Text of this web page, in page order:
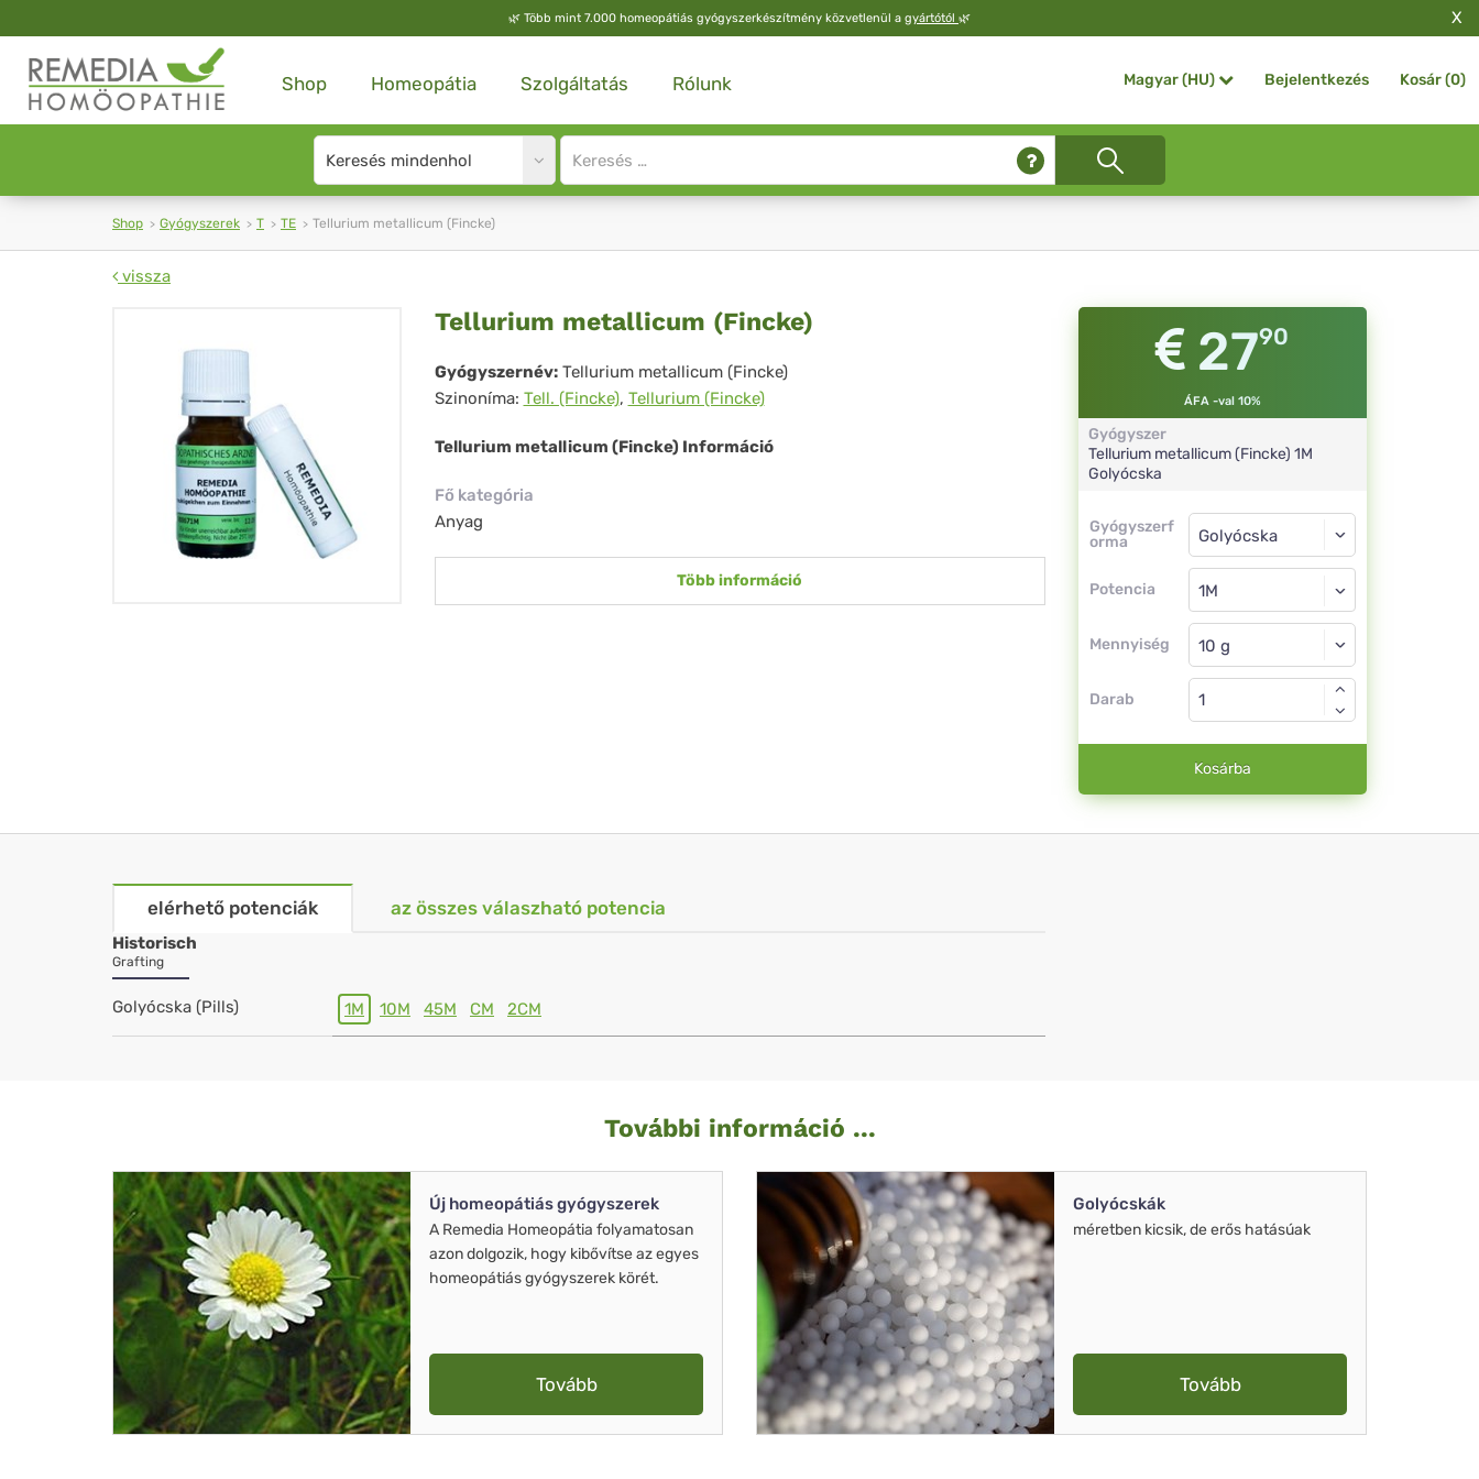
🌿 Több mint 7.000 homeopátiás gyógyszerkészítmény közvetlenül a gyártótól 🌿 X
Shop Homeopátia Szolgáltatás Rólunk Magyar (HU) Bejelentkezés Kosár (0)
Search
type
Site
search
Shop Gyógyszerek T TE Tellurium metallicum (Fincke)
vissza
Tellurium
metallicum
(Fincke)
Tellurium metallicum (Fincke)
Gyógyszernév: Tellurium metallicum (Fincke)
Szinoníma: Tell. (Fincke), Tellurium (Fincke)
Tellurium metallicum (Fincke) Információ
Fő kategória
Anyag
Több információ
2790
ÁFA -val 10%
Gyógyszer
Tellurium metallicum (Fincke) 1M
Golyócska
Gyógyszerf
orma
Gyógyszerforma
Potencia
Golyócska
1M
Mennyiség
Golyócska
Darab
Kosárba
elérhető potenciák az összes válaszható potencia
Historisch
Grafting
Golyócska (Pills) 1M 10M 45M CM 2CM
További információ ...
Új homeopátiás gyógyszerek
A Remedia Homeopátia folyamatosan
azon dolgozik, hogy kibővítse az egyes
homeopátiás gyógyszerek körét.
Tovább
Golyócskák
méretben kicsik, de erős hatásúak
Tovább